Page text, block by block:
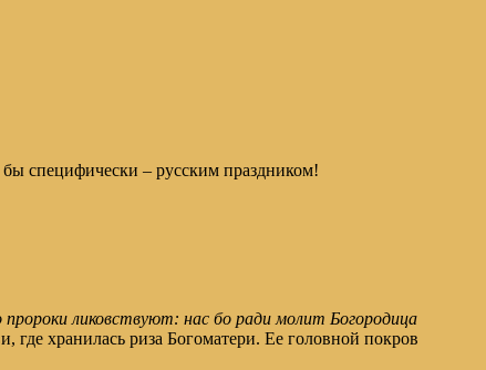
специфически – русским праздником!
ликовствуют: нас бо ради молит Богородица
хранилась риза Богоматери. Ее головной покров